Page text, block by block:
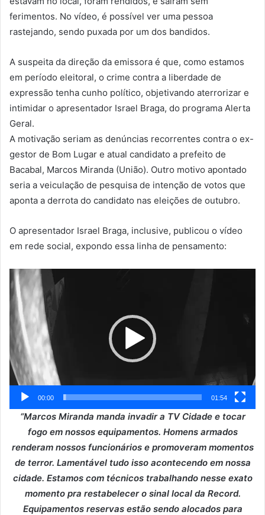
ferimentos. No vídeo, é possível ver uma pessoa
rastejando, sendo puxada por um dos bandidos.
A suspeita da direção da emissora é que, como estamos
em período eleitoral, o crime contra a liberdade de
expressão tenha cunho político, objetivando aterrorizar e
intimidar o apresentador Israel Braga, do programa Alerta
Geral.
A motivação seriam as denúncias recorrentes contra o ex-
gestor de Bom Lugar e atual candidato a prefeito de
Bacabal, Marcos Miranda (União). Outro motivo apontado
seria a veiculação de pesquisa de intenção de votos que
aponta a derrota do candidato nas eleições de outubro.
O apresentador Israel Braga, inclusive, publicou o vídeo
em rede social, expondo essa linha de pensamento:
Tocador
de
vídeo
00:00 01:54
“Marcos Miranda manda invadir a TV Cidade e tocar
fogo em nossos equipamentos. Homens armados
renderam nossos funcionários e promoveram momentos
de terror. Lamentável tudo isso acontecendo em nossa
cidade. Estamos com técnicos trabalhando nesse exato
momento pra restabelecer o sinal local da Record.
Equipamentos reservas estão sendo alocados para